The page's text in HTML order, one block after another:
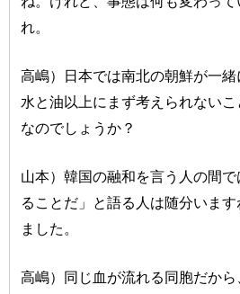
れ。
高嶋）日本では南北の朝鮮が一
水と油以上にまず考えられない
なのでしょうか？
山本）韓国の融和を言う人の間
ることだ」と語る人は随分いま
ました。
高嶋）同じ血が流れる同胞だか